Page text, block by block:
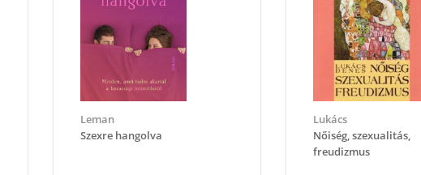
Leman
Szexre hangolva
Lukács
Nőiség, szexualitás,
freudizmus